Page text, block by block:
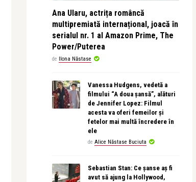
Ana Ularu, actrița româncă
multipremiată internațional, joacă în
serialul nr. 1 al Amazon Prime, The
Power/Puterea
de Ilona Năstase
Vanessa Hudgens, vedetă a
filmului “A doua șansă”, alături
de Jennifer Lopez: Filmul
acesta va oferi femeilor și
fetelor mai multă încredere în
ele
de Alice Năstase Buciuta
Sebastian Stan: Ce șanse aș fi
avut să ajung la Hollywood,